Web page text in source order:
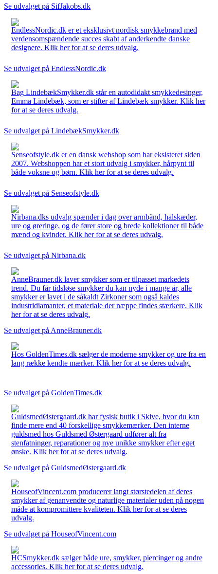
Se udvalget på SifJakobs.dk
EndlessNordic.dk er et eksklusivt nordisk smykkebrand med
verdensomspændende succes skabt af anderkendte danske
designere. Klik her for at se deres udvalg.
Se udvalget på EndlessNordic.dk
Bag LindebækSmykker.dk står en autodidakt smykkedesinger,
Emma Lindebæk, som er stifter af Lindebæk smykker. Klik her
for at se deres udvalg.
Se udvalget på LindebækSmykker.dk
Senseofstyle.dk er en dansk webshop som har eksisteret siden
2007. Webshoppen har et stort udvalg i smykker, hårpynt til
både voksne og børn. Klik her for at se deres udvalg.
Se udvalget på Senseofstyle.dk
Nirbana.dks udvalg spænder i dag over armbånd, halskæder,
ure og øreringe, og de fører store og brede kollektioner til både
mænd og kvinder. Klik her for at se deres udvalg.
Se udvalget på Nirbana.dk
AnneBrauner.dk laver smykker som er tilpasset markedets
trend. Du får tidsløse smykker du kan nyde i mange år, alle
smykker er lavet i de såkaldt Zirkoner som også kaldes
industridiamanter, et materiale der næppe findes stærkere. Klik
her for at se deres udvalg.
Se udvalget på AnneBrauner.dk
Hos GoldenTimes.dk sælger de moderne smykker og ure fra en
lang række kendte mærker. Klik her for at se deres udvalg.
Se udvalget på GoldenTimes.dk
GuldsmedØstergaard.dk har fysisk butik i Skive, hvor du kan
finde mere end 40 forskellige smykkemærker. Den interne
guldsmed hos Guldsmed Østergaard udfører alt fra
stenfatninger, reparationer og nye unikke smykker efter eget
ønske. Klik her for at se deres udvalg.
Se udvalget på GuldsmedØstergaard.dk
HouseofVincent.com producerer langt størstedelen af deres
smykker af genanvendte og naturlige materialer uden på nogen
måde at kompromittere kvaliteten. Klik her for at se deres
udvalg.
Se udvalget på HouseofVincent.com
HCSmykker.dk sælger både ure, smykker, piercinger og andre
accessories. Klik her for at se deres udvalg.